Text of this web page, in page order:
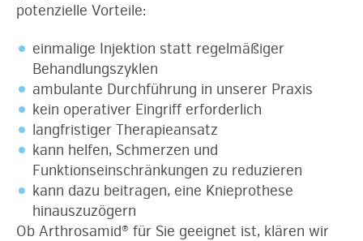
potenzielle Vorteile:
einmalige Injektion statt regelmäßiger
Behandlungszyklen
ambulante Durchführung in unserer Praxis
kein operativer Eingriff erforderlich
langfristiger Therapieansatz
kann helfen, Schmerzen und
Funktionseinschränkungen zu reduzieren
kann dazu beitragen, eine Knieprothese
hinauszuzögern
Ob Arthrosamid® für Sie geeignet ist, klären wir